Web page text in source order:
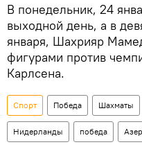
В понедельник, 24
выходной день, а в
января, Шахрияр
фигурами против
Карлсена.
Спорт Победа Шахматы
Нидерланды победа